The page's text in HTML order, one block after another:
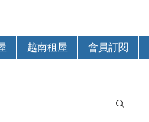
越南租屋 會員訂閱